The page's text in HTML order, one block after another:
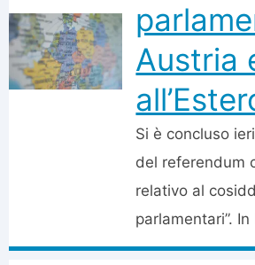
Austria
Si è concluso
del referendum
relativo al
parlamentari”.